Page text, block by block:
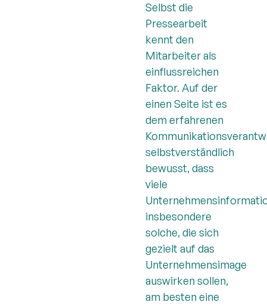
Selbst die
Pressearbeit
kennt den
Mitarbeiter als
einflussreichen
Faktor. Auf der
einen Seite ist es
dem erfahrenen
selbstverständlich
bewusst, dass
viele
insbesondere
solche, die sich
gezielt auf das
Unternehmensimage
auswirken sollen,
am besten eine